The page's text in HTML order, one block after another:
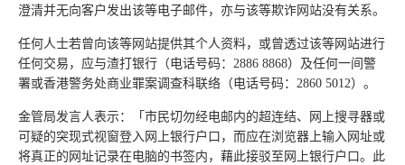
澄清并无向客户发出该等电子邮件，亦与该等欺诈网站没有关系。
任何人士若曾向该等网站提供其个人资料，或曾透过该等网站进行
任何交易，应与渣打银行（电话号码：2886 8868）及任何一间警
署或香港警务处商业罪案调查科联络（电话号码：2860 5012）。
金管局发言人表示：「市民切勿经电邮内的超连结、网上搜寻器或
可疑的突现式视窗登入网上银行户口，而应在浏览器上输入网址或
将真正的网址记录在电脑的书签内，藉此接驳至网上银行户口。此